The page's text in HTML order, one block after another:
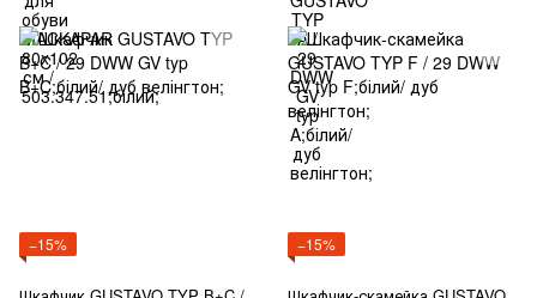
−15% −15%